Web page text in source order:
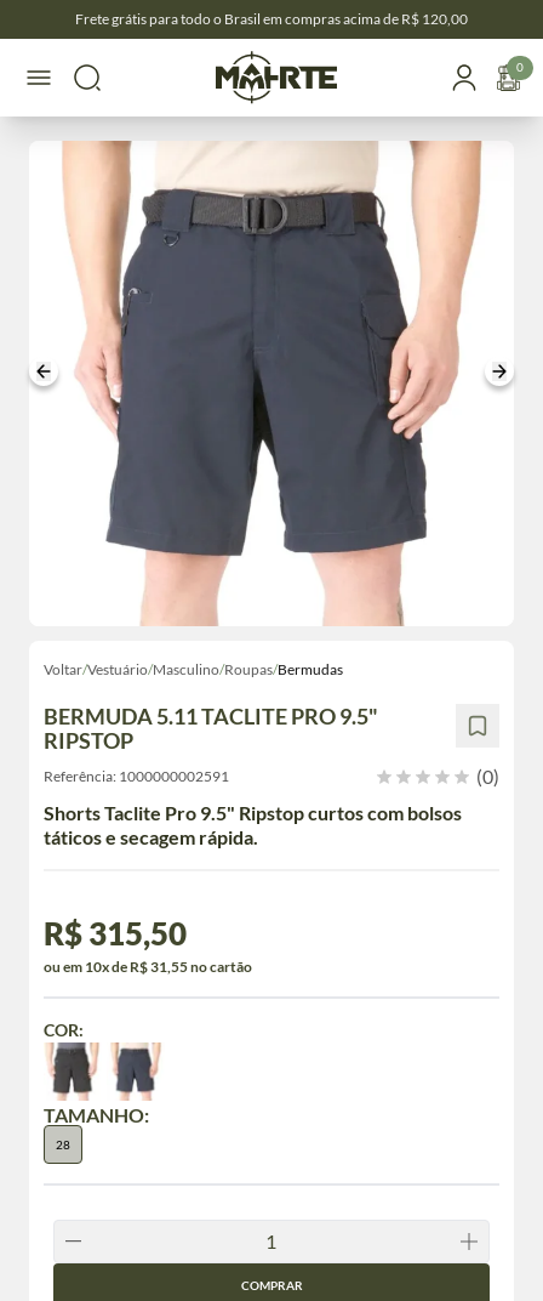
Frete grátis para todo o Brasil em compras acima de R$ 120,00
0
Voltar/Vestuário/Masculino/Roupas/Bermudas
BERMUDA 5.11 TACLITE PRO 9.5"
RIPSTOP
Referência: 1000000002591
(0)
Shorts Taclite Pro 9.5" Ripstop curtos com bolsos
táticos e secagem rápida.
R$ 315,50
ou em 10x de R$ 31,55 no cartão
TAMANHO:
28
COR:
COMPRAR